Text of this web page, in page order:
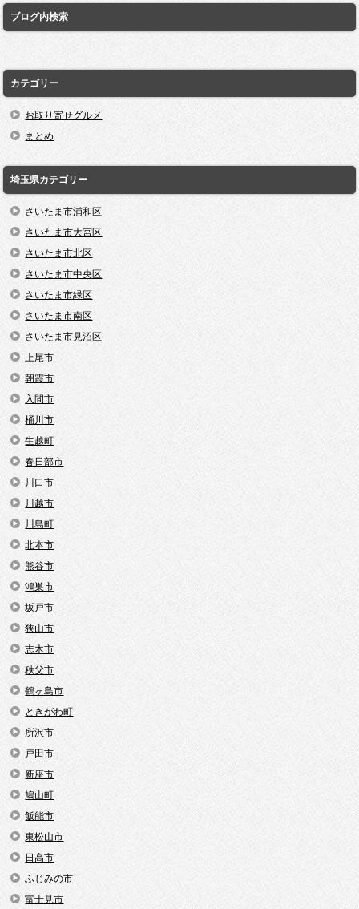
ブログ内検索
カテゴリー
お取り寄せグルメ
まとめ
埼玉県カテゴリー
さいたま市浦和区
さいたま市大宮区
さいたま市北区
さいたま市中央区
さいたま市緑区
さいたま市南区
さいたま市見沼区
上尾市
朝霞市
入間市
桶川市
生越町
春日部市
川口市
川越市
川島町
北本市
熊谷市
鴻巣市
坂戸市
狭山市
志木市
秩父市
鶴ヶ島市
ときがわ町
所沢市
戸田市
新座市
鳩山町
飯能市
東松山市
日高市
ふじみの市
富士見市